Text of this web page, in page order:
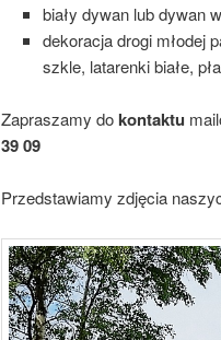
biały dywan lub dywan
dekoracja drogi młodej
szkle, latarenki białe,
Zapraszamy dokontaktu
39 09
Przedstawiamy zdjęcia